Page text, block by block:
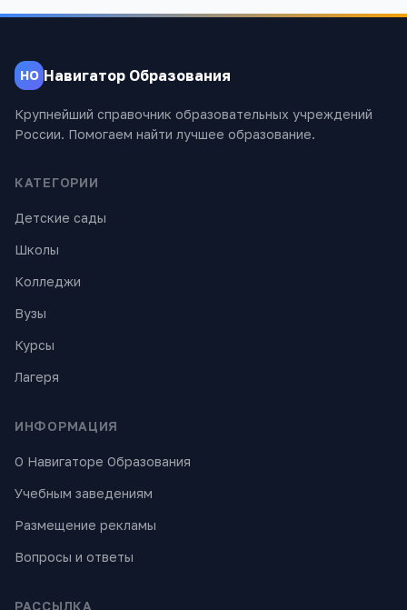
НО Навигатор Образования
Крупнейший справочник образовательных учреждений
России. Помогаем найти лучшее образование.
КАТЕГОРИИ
Детские сады
Школы
Колледжи
Вузы
Курсы
Лагеря
ИНФОРМАЦИЯ
О Навигаторе Образования
Учебным заведениям
Размещение рекламы
Вопросы и ответы
РАССЫЛКА